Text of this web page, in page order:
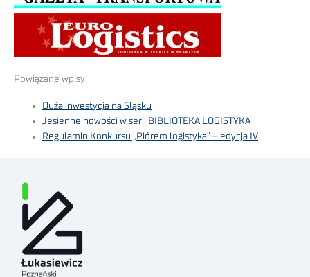
Powiązane wpisy:
Duża inwestycja na Śląsku
Jesienne nowości w serii BIBLIOTEKA LOGISTYKA
Regulamin Konkursu „Piórem logistyka” – edycja IV